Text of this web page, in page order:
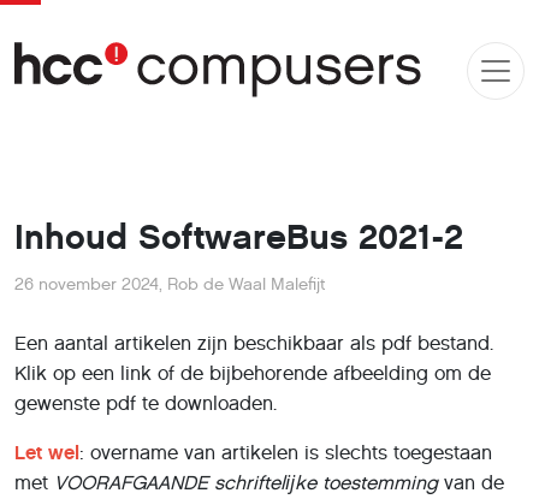
Inhoud SoftwareBus 2021-2
26 november 2024, Rob de Waal Malefijt
Een aantal artikelen zijn beschikbaar als pdf bestand.
Klik op een link of de bijbehorende afbeelding om de
gewenste pdf te downloaden.
Let wel: overname van artikelen is slechts toegestaan
met VOORAFGAANDE schriftelĳke toestemmingvan de